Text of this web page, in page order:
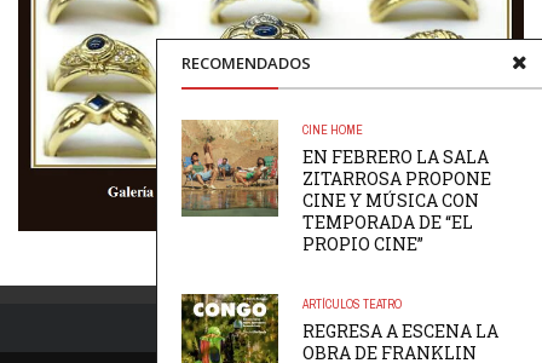
RECOMENDADOS
CINE HOME
EN FEBRERO LA SALA
ZITARROSA PROPONE
CINE Y MÚSICA CON
TEMPORADA DE “EL
PROPIO CINE”
ARTÍCULOS TEATRO
REGRESA A ESCENA LA
OBRA DE FRANKLIN